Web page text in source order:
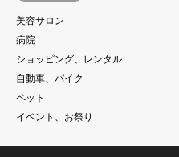
美容サロン
病院
ショッピング、レンタル
自動車、バイク
ペット
イベント、お祭り